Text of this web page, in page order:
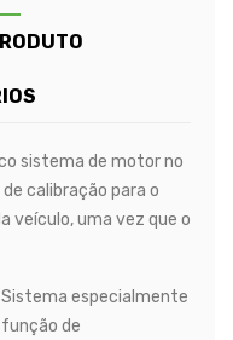
sistema de motor no
calibração para o
veículo, uma vez que o
especialmente
de